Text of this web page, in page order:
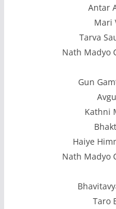
Antar
Mari
Tarva
Nath Madyo
Gun
Kathni
Haiye
Nath Madyo
Taro